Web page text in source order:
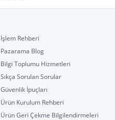
İşlem Rehberi
Pazarama Blog
Bilgi Toplumu Hizmetleri
Sıkça Sorulan Sorular
Güvenlik İpuçları
Ürün Kurulum Rehberi
Ürün Geri Çekme Bilgilendirmeleri